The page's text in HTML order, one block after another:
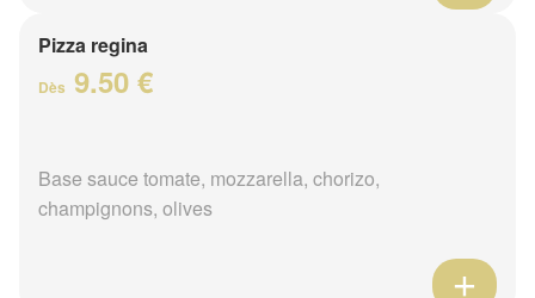
Pizza regina
Dès 9.50 €
Base sauce tomate, mozzarella, chorizo,
champignons, olives